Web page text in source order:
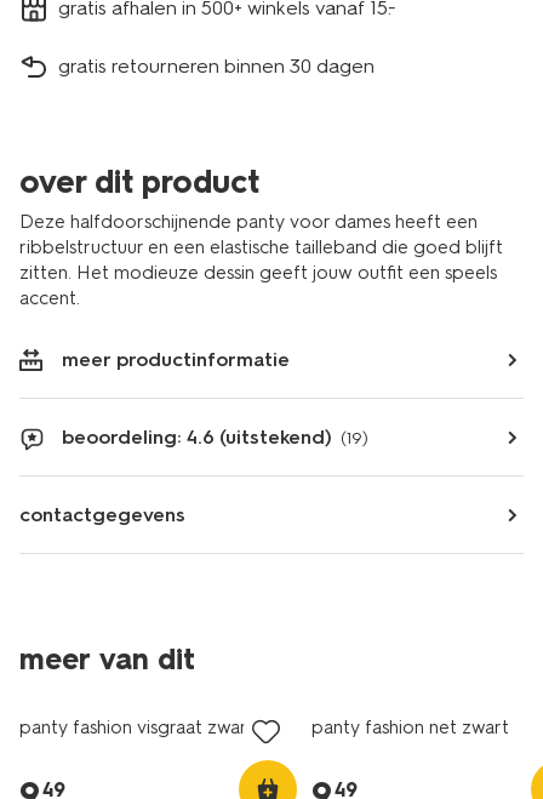
gratis afhalen in 500+ winkels vanaf 15.-
gratis retourneren binnen 30 dagen
over dit product
Deze halfdoorschijnende panty voor dames heeft een
ribbelstructuur en een elastische tailleband die goed blijft
zitten. Het modieuze dessin geeft jouw outfit een speels
accent.
meer productinformatie
beoordeling: 4.6 (uitstekend) (19)
contactgegevens
meer van dit
panty fashion visgraat zwart
49
panty fashion net zwart
49